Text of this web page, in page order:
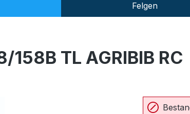
Felgen
TL AGRIBIB RC